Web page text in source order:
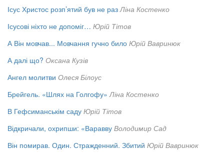
Ісус Христос розп’ятий був не раз Ліна Костенко
Ісусові ніхто не допоміг… Юрій Тітов
А Він мовчав... Мовчання гучно било Юрій Вавринюк
А далі що? Оксана Кузів
Ангел молитви Олеся Білоус
Брейгель. «Шлях на Голгофу» Ліна Костенко
В Гефсиманськім саду Юрій Тітов
Відкричали, охрипши: «Варавву Володимир Сад
Він помирав. Один. Стражденний. Збитий Юрій Вавринюк